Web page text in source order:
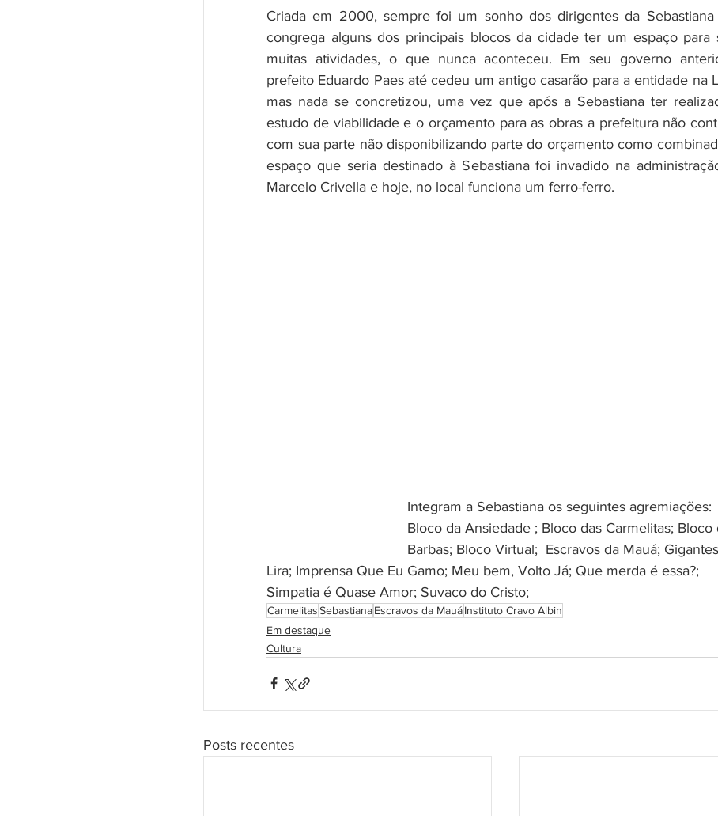
Criada em 2000, sempre foi um sonho dos dirigentes da
congrega alguns dos principais blocos da cidade ter um espaço para
muitas atividades, o que nunca aconteceu. Em seu governo
prefeito Eduardo Paes até cedeu um antigo casarão para a entidade na
mas nada se concretizou, uma vez que após a Sebastiana ter
estudo de viabilidade e o orçamento para as obras a prefeitura não
com sua parte não disponibilizando parte do orçamento como
espaço que seria destinado à Sebastiana foi invadido na
Marcelo Crivella e hoje, no local funciona um ferro-ferro.
Integram a Sebastiana os seguintes agremiações:
Bloco da Ansiedade ; Bloco das Carmelitas; Bloco
Barbas; Bloco Virtual; Escravos da Mauá;
Lira; Imprensa Que Eu Gamo; Meu bem, Volto Já; Que merda é essa?;
Simpatia é Quase Amor; Suvaco do Cristo;
CarmelitasSebastianaEscravos da MauáInstituto Cravo Albin
Em destaque
Cultura
Posts recentes